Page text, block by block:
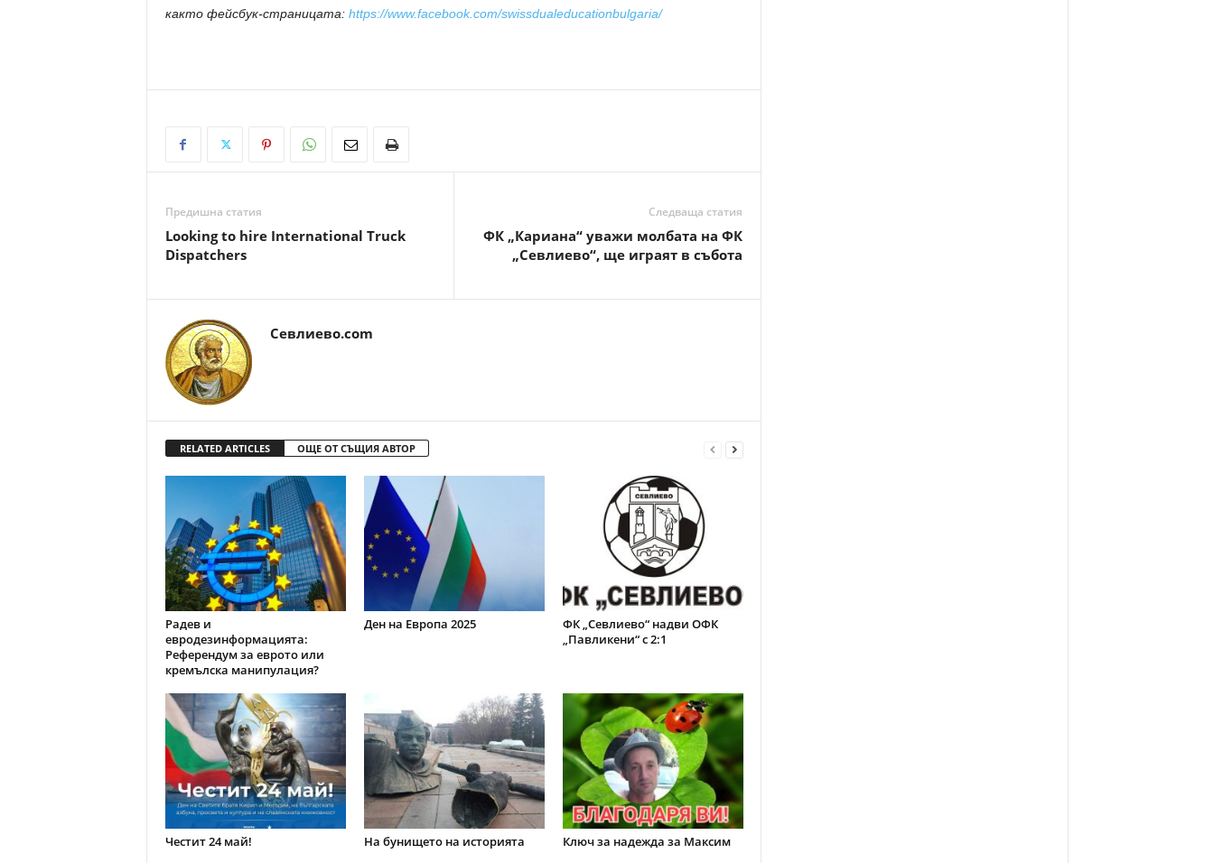
както фейсбук-страницата: https://www.facebook.com/swissdualeducationbulgaria/
Предишна статия
Looking to hire International Truck
Dispatchers
Следваща статия
ФК „Кариана“ уважи молбата на ФК
„Севлиево“, ще играят в събота
Севлиево.com
RELATED ARTICLES ОЩЕ ОТ СЪЩИЯ АВТОР
Радев и
евродезинформацията:
Референдум за еврото или
кремълска манипулация?
Ден на Европа 2025
ФК „Севлиево“ надви ОФК
„Павликени“ с 2:1
Честит 24 май! На бунището на историята Ключ за надежда за Максим